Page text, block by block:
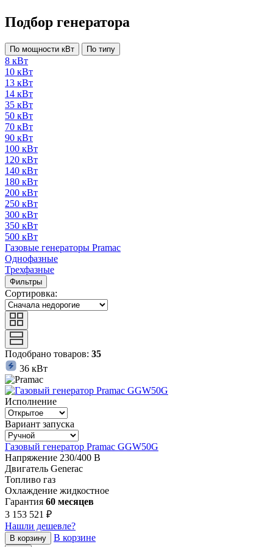
Подбор генератора
По мощности кВт По типу
8 кВт
10 кВт
13 кВт
14 кВт
35 кВт
50 кВт
70 кВт
90 кВт
100 кВт
120 кВт
140 кВт
180 кВт
200 кВт
250 кВт
300 кВт
350 кВт
500 кВт
Газовые генераторы Pramac
Однофазные
Трехфазные
Фильтры
Сортировка:
Подобрано товаров: 35
36 кВт
Исполнение
Вариант запуска
Газовый генератор Pramac GGW50G
Напряжение 230/400 В
Двигатель Generac
Топливо газ
Охлаждение жидкостное
Гарантия 60 месяцев
3 153 521 ₽
Нашли дешевле?
В корзину В корзине